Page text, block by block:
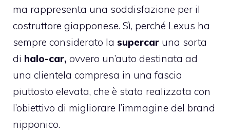
ma rappresenta una soddisfazione per il
costruttore giapponese. Sì, perché Lexus ha
sempre considerato la supercar una sorta
di halo-car, ovvero un’auto destinata ad
una clientela compresa in una fascia
piuttosto elevata, che è stata realizzata con
l’obiettivo di migliorare l’immagine del brand
nipponico.